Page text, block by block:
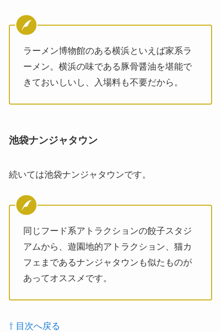
ラーメン博物館のある横浜といえば家系ラ
ーメン。横浜の味である豚骨醤油を堪能で
きておいしいし、入場料も不要だから。
池袋ナンジャタウン
続いては池袋ナンジャタウンです。
同じフード系アトラクションの餃子スタジ
アムから、遊園地的アトラクション、猫カ
フェまであるナンジャタウンも似たものが
あってオススメです。
⇧ 目次へ戻る